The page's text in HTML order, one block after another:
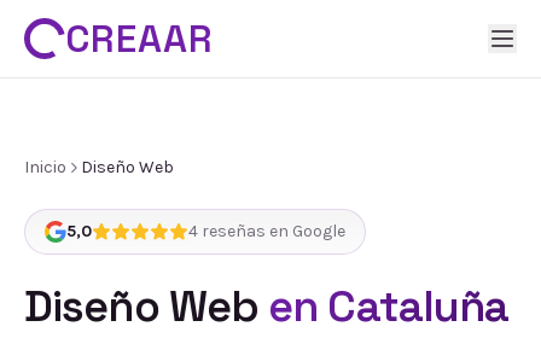
CREAAR
Inicio Diseño Web
5,0 4 reseñas en Google
Diseño Web en Cataluña